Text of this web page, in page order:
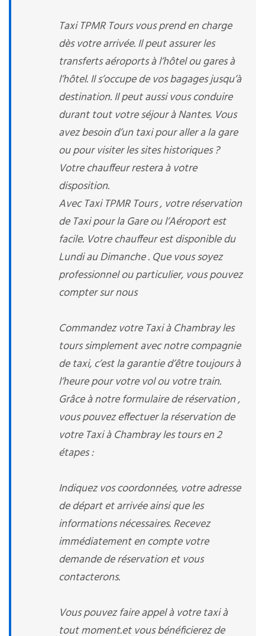
Taxi TPMR Tours vous prend en charge
dès votre arrivée. Il peut assurer les
transferts aéroports à l’hôtel ou gares à
l’hôtel. Il s’occupe de vos bagages jusqu’à
destination. Il peut aussi vous conduire
durant tout votre séjour à Nantes. Vous
avez besoin d’un taxi pour aller a la gare
ou pour visiter les sites historiques ?
Votre chauffeur restera à votre
disposition.
Avec Taxi TPMR Tours , votre réservation
de Taxi pour la Gare ou l’Aéroport est
facile. Votre chauffeur est disponible du
Lundi au Dimanche . Que vous soyez
professionnel ou particulier, vous pouvez
compter sur nous
Commandez votre Taxi à Chambray les
tours simplement avec notre compagnie
de taxi, c’est la garantie d’être toujours à
l’heure pour votre vol ou votre train.
Grâce à notre formulaire de réservation ,
vous pouvez effectuer la réservation de
votre Taxi à Chambray les tours en 2
étapes :
Indiquez vos coordonnées, votre adresse
de départ et arrivée ainsi que les
informations nécessaires. Recevez
immédiatement en compte votre
demande de réservation et vous
contacterons.
Vous pouvez faire appel à votre taxi à
tout moment.et vous bénéficierez de